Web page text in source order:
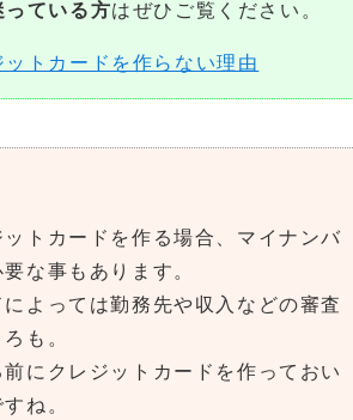
ている方はぜひご覧ください。
トカードを作らない理由
トカードを作る場合、マイナンバ
な事もあります。
よっては勤務先や収入などの審査
も。
にクレジットカードを作っておい
ね。